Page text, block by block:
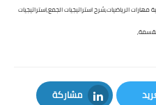
الرياضيات,شرح استراتيجيات الجمع,استراتيجيات
مشاركة